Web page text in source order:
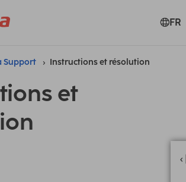
FR
Support Instructions et résolution
et